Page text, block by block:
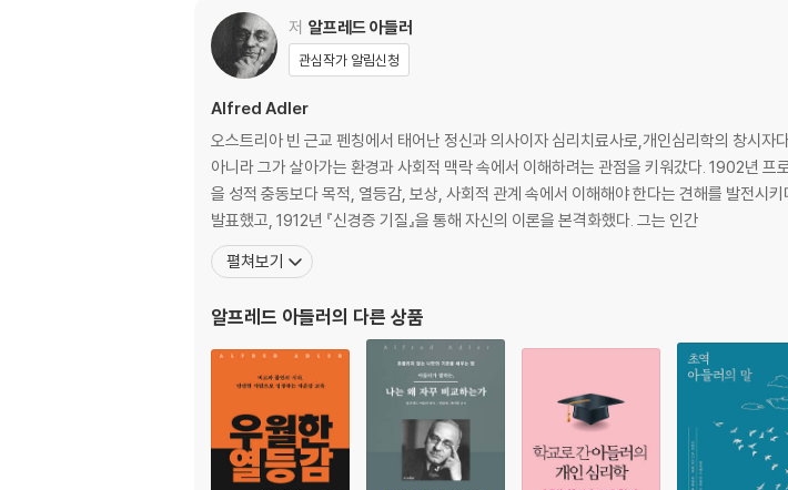
014 오이디푸스 콤플렉스는 응석받이 아이가 즐기는 공상에 불과하다
015 언어의 빈곤을 고려해야 한다
016 아들러는 프로이트의 사도가 아니다
017 개인 심리학은 절대로 개인을 탓하지 않는다
018 어떤 상황에서도 개인과 환경을 분리시키면 안 된다
019 어린 시절의 활동성에 따라 징후가 달라진다
020 꿈에는 특별히 새로운 것은 전혀 없다
021 가족 내의 서열보다 그 서열에서 비롯되는 상황이 결정적으로 중요하다022 수면도 깨어
024 공상은 미래를 향한다
026 건강한 정신이나 병에 걸린 정신이나 정신생활의 역학은 똑같다
027 신경증의 씨앗은 어린 시절에 뿌려진다
028 어디서 왔는가 하는 질문보다 어디로 향하는가 하는 질문이 중요하다
030 자신의 중요성과 개성을 강박적으로 보호하려 들 때 정신에 병이 생긴다
031 말이나 생각은 중요하지 않다
032 정신적인 문제는 유전과 아무런 관계가 없다
저 알프레드 아들러
관심작가 알림신청
Alfred Adler
오스트리아 빈 근교 펜칭에서 태어난 정신과 의사이자 심리치료사로,개인심리학의 창시
아니라 그가 살아가는 환경과 사회적 맥락 속에서 이해하려는 관점을 키워갔다. 1902년
을 성적 충동보다 목적, 열등감, 보상, 사회적 관계 속에서 이해해야 한다는 견해를 발전시
발표했고, 1912년 『신경증 기질』을 통해 자신의 이론을 본격화했다. 그는 인간
펼쳐보기
알프레드 아들러의 다른 상품